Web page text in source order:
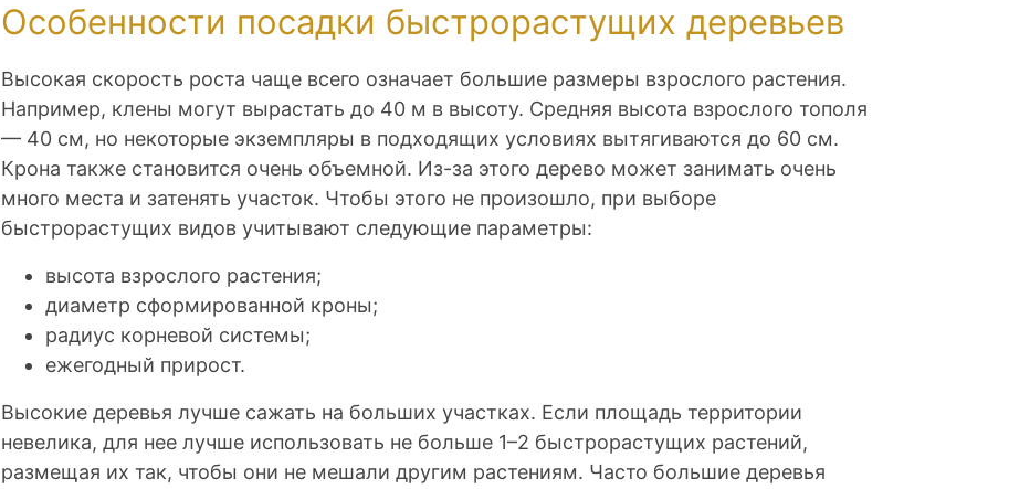
Особенности посадки быстрорастущих деревьев
Высокая скорость роста чаще всего означает большие размеры взрослого растения.
Например, клены могут вырастать до 40 м в высоту. Средняя высота взрослого тополя
— 40 см, но некоторые экземпляры в подходящих условиях вытягиваются до 60 см.
Крона также становится очень объемной. Из-за этого дерево может занимать очень
много места и затенять участок. Чтобы этого не произошло, при выборе
быстрорастущих видов учитывают следующие параметры:
высота взрослого растения;
диаметр сформированной кроны;
радиус корневой системы;
ежегодный прирост.
Высокие деревья лучше сажать на больших участках. Если площадь территории
невелика, для нее лучше использовать не больше 1–2 быстрорастущих растений,
размещая их так, чтобы они не мешали другим растениям. Часто большие деревья